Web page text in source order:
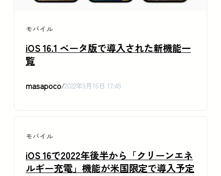
モバイル
iOS 16.1 ベータ版で導入された新機能一
覧
masapoco/2022年9月16日 17:49
モバイル
iOS 16で2022年後半から「クリーンエネ
ルギー充電」機能が米国限定で導入予定